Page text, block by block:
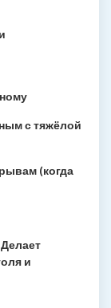
с тяжёлой
(когда
и